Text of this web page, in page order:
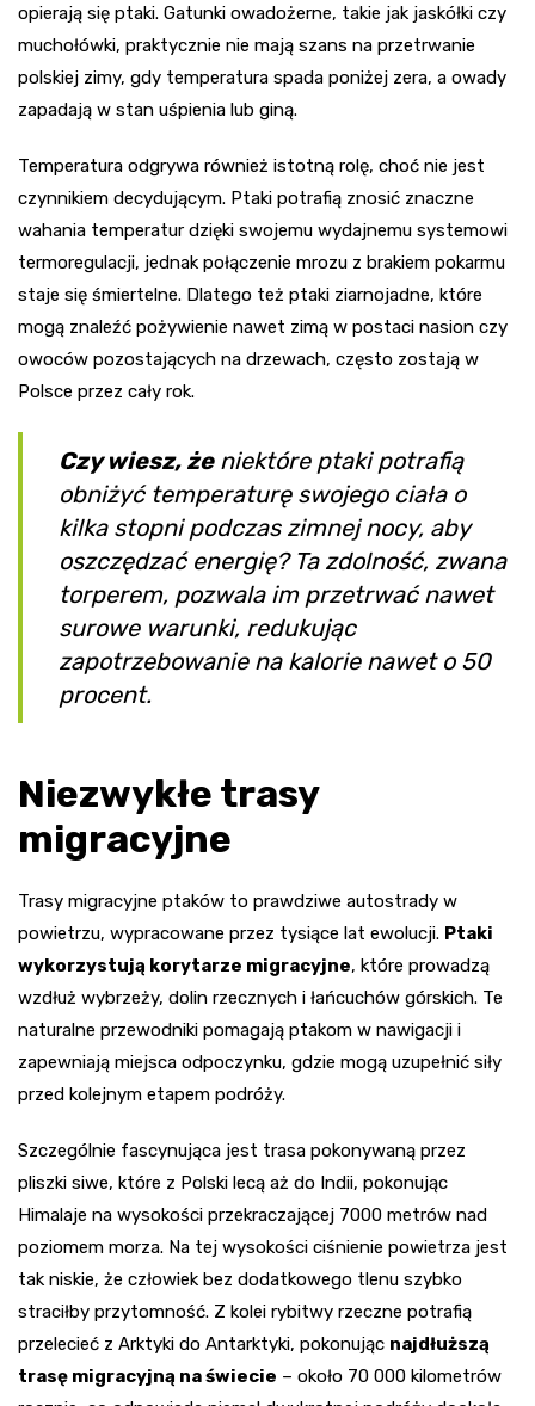
opierają się ptaki. Gatunki owadożerne, takie jak jaskółki czy
muchołówki, praktycznie nie mają szans na przetrwanie
polskiej zimy, gdy temperatura spada poniżej zera, a owady
zapadają w stan uśpienia lub giną.
Temperatura odgrywa również istotną rolę, choć nie jest
czynnikiem decydującym. Ptaki potrafią znosić znaczne
wahania temperatur dzięki swojemu wydajnemu systemowi
termoregulacji, jednak połączenie mrozu z brakiem pokarmu
staje się śmiertelne. Dlatego też ptaki ziarnojadne, które
mogą znaleźć pożywienie nawet zimą w postaci nasion czy
owoców pozostających na drzewach, często zostają w
Polsce przez cały rok.
Czy wiesz, żeniektóre ptaki potrafią
obniżyć temperaturę swojego ciała o
kilka stopni podczas zimnej nocy, aby
oszczędzać energię? Ta zdolność, zwana
torperem, pozwala im przetrwać nawet
surowe warunki, redukując
zapotrzebowanie na kalorie nawet o 50
procent.
Niezwykłe trasy
migracyjne
Trasy migracyjne ptaków to prawdziwe autostrady w
powietrzu, wypracowane przez tysiące lat ewolucji. Ptaki
wykorzystują korytarze migracyjne, które prowadzą
wzdłuż wybrzeży, dolin rzecznych i łańcuchów górskich. Te
naturalne przewodniki pomagają ptakom w nawigacji i
zapewniają miejsca odpoczynku, gdzie mogą uzupełnić siły
przed kolejnym etapem podróży.
Szczególnie fascynująca jest trasa pokonywaną przez
pliszki siwe, które z Polski lecą aż do Indii, pokonując
Himalaje na wysokości przekraczającej 7000 metrów nad
poziomem morza. Na tej wysokości ciśnienie powietrza jest
tak niskie, że człowiek bez dodatkowego tlenu szybko
straciłby przytomność. Z kolei rybitwy rzeczne potrafią
przelecieć z Arktyki do Antarktyki, pokonując najdłuższą
trasę migracyjną na świecie – około 70 000 kilometrów